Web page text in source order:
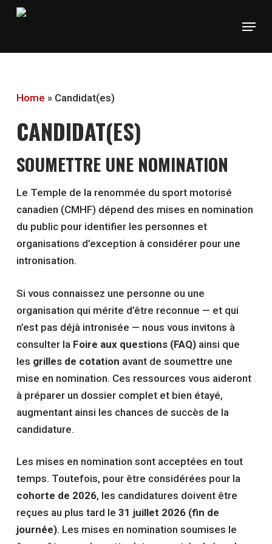
Skip
Menu
Home » Candidat(es)
CANDIDAT(ES)
SOUMETTRE UNE NOMINATION
Le Temple de la renommée du sport motorisé
canadien (CMHF) dépend des mises en nomination
du public pour identifier les personnes et
organisations d’exception à considérer pour une
intronisation.
Si vous connaissez une personne ou une
organisation qui mérite d’être reconnue — et qui
n’est pas déjà intronisée — nous vous invitons à
consulter la Foire aux questions (FAQ) ainsi que
les grilles de cotation avant de soumettre une
mise en nomination. Ces ressources vous aideront
à préparer un dossier complet et bien étayé,
augmentant ainsi les chances de succès de la
candidature.
Les mises en nomination sont acceptées en tout
temps. Toutefois, pour être considérées pour la
cohorte de 2026, les candidatures doivent être
reçues au plus tard le 31 juillet 2026 (fin de
journée). Les mises en nomination soumises le